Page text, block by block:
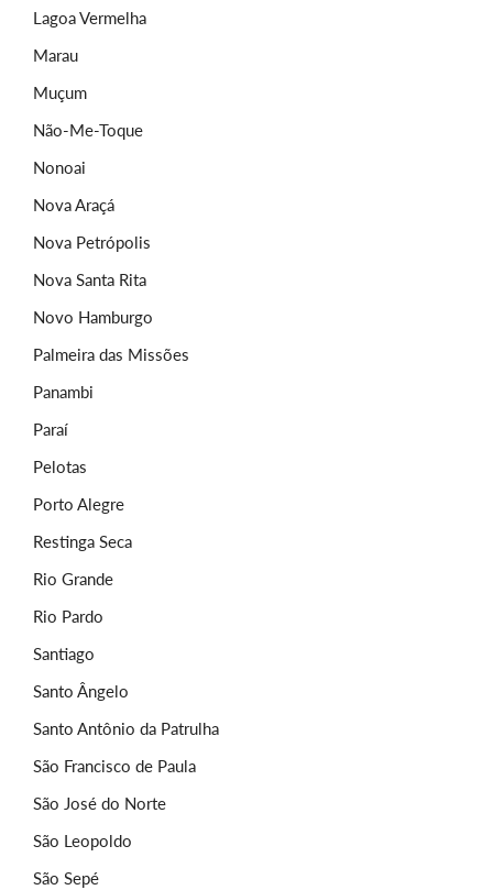
Lagoa Vermelha
Marau
Muçum
Não-Me-Toque
Nonoai
Nova Araçá
Nova Petrópolis
Nova Santa Rita
Novo Hamburgo
Palmeira das Missões
Panambi
Paraí
Pelotas
Porto Alegre
Restinga Seca
Rio Grande
Rio Pardo
Santiago
Santo Ângelo
Santo Antônio da Patrulha
São Francisco de Paula
São José do Norte
São Leopoldo
São Sepé